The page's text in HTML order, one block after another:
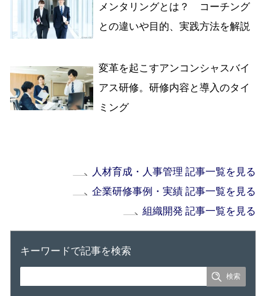
メンタリングとは？ コーチング
との違いや目的、実践方法を解説
変革を起こすアンコンシャスバイ
アス研修。研修内容と導入のタイ
ミング
人材育成・人事管理 記事一覧を見る
企業研修事例・実績 記事一覧を見る
組織開発 記事一覧を見る
キーワードで記事を検索